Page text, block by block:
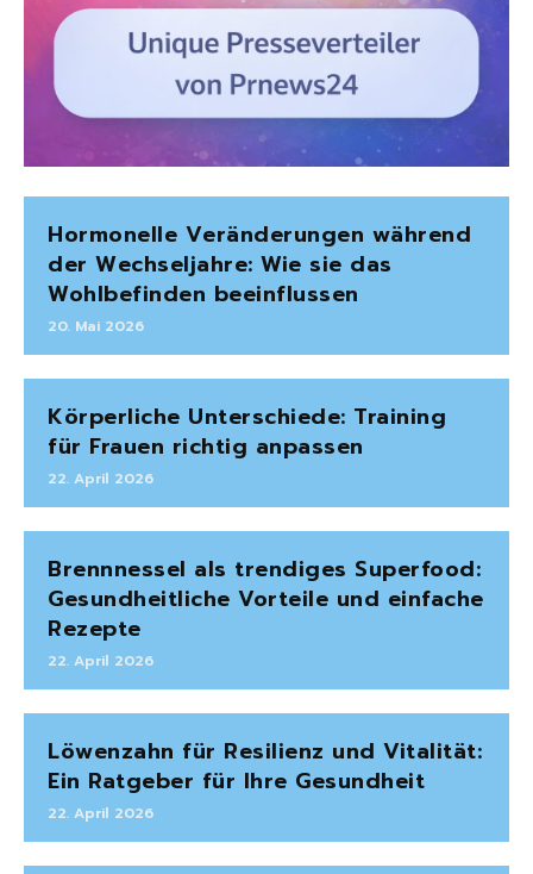
Hormonelle Veränderungen während
der Wechseljahre: Wie sie das
Wohlbefinden beeinflussen
20. Mai 2026
Körperliche Unterschiede: Training
für Frauen richtig anpassen
22. April 2026
Brennnessel als trendiges Superfood:
Gesundheitliche Vorteile und einfache
Rezepte
22. April 2026
Löwenzahn für Resilienz und Vitalität:
Ein Ratgeber für Ihre Gesundheit
22. April 2026